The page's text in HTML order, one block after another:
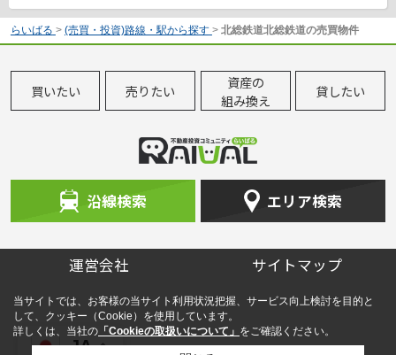
JA
らいばる > (売買・投資)路線・駅から探す > 北総鉄道北総鉄道の売買物件
買いたい 売りたい
資産の
組み換え
貸したい
沿線検索 エリア検索
運営会社 サイトマップ
当サイトでは、お客様の当サイト利用状況把握、サービス向上検討を目的と
して、クッキー（Cookie）を使用しています。
詳しくは、当社の 「Cookieの取扱いについて」 をご確認ください。